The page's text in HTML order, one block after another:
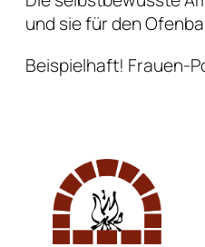
und sie für den
Beispielhaft! Frauen-